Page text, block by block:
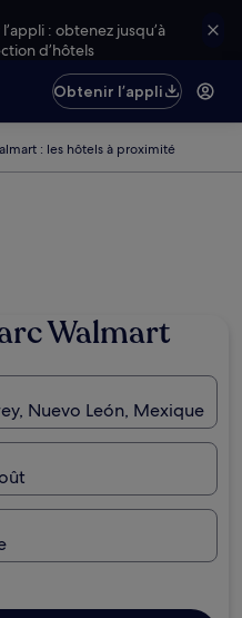
: obtenez jusqu’à
d’hôtels
Obtenir l’appli
: les hôtels à proximité
Walmart
Nuevo León, Mexique